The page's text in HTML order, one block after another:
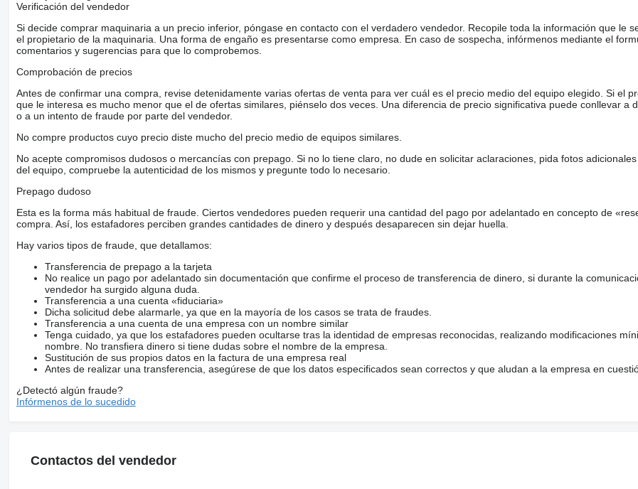
Verificación del vendedor
Si decide comprar maquinaria a un precio inferior, póngase en contacto con el verdadero vendedor. Recopile toda la información que le
el propietario de la maquinaria. Una forma de engaño es presentarse como empresa. En caso de sospecha, infórmenos mediante el
comentarios y sugerencias para que lo comprobemos.
Comprobación de precios
Antes de confirmar una compra, revise detenidamente varias ofertas de venta para ver cuál es el precio medio del equipo elegido. Si el
que le interesa es mucho menor que el de ofertas similares, piénselo dos veces. Una diferencia de precio significativa puede conllevar a
o a un intento de fraude por parte del vendedor.
No compre productos cuyo precio diste mucho del precio medio de equipos similares.
No acepte compromisos dudosos o mercancías con prepago. Si no lo tiene claro, no dude en solicitar aclaraciones, pida fotos
del equipo, compruebe la autenticidad de los mismos y pregunte todo lo necesario.
Prepago dudoso
Esta es la forma más habitual de fraude. Ciertos vendedores pueden requerir una cantidad del pago por adelantado en concepto de
compra. Así, los estafadores perciben grandes cantidades de dinero y después desaparecen sin dejar huella.
Hay varios tipos de fraude, que detallamos:
Transferencia de prepago a la tarjeta
No realice un pago por adelantado sin documentación que confirme el proceso de transferencia de dinero, si durante la
vendedor ha surgido alguna duda.
Transferencia a una cuenta «fiduciaria»
Dicha solicitud debe alarmarle, ya que en la mayoría de los casos se trata de fraudes.
Transferencia a una cuenta de una empresa con un nombre similar
Tenga cuidado, ya que los estafadores pueden ocultarse tras la identidad de empresas reconocidas, realizando modificaciones
nombre. No transfiera dinero si tiene dudas sobre el nombre de la empresa.
Sustitución de sus propios datos en la factura de una empresa real
Antes de realizar una transferencia, asegúrese de que los datos especificados sean correctos y que aludan a la empresa en
¿Detectó algún fraude?
Infórmenos de lo sucedido
Contactos del vendedor